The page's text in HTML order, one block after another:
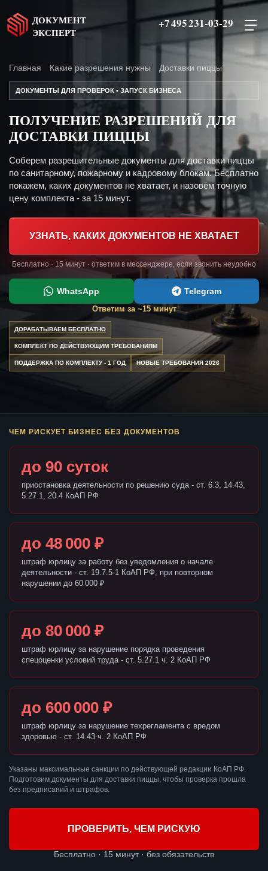
ДОКУМЕНТ
ЭКСПЕРТ
+7 495 231-03-29
Главная Какие разрешения нужны Доставки пиццы
ДОКУМЕНТЫ ДЛЯ ПРОВЕРОК • ЗАПУСК БИЗНЕСА
ПОЛУЧЕНИЕ РАЗРЕШЕНИЙ ДЛЯ
ДОСТАВКИ ПИЦЦЫ
Соберем разрешительные документы для доставки пиццы
по санитарному, пожарному и кадровому блокам. Бесплатно
покажем, каких документов не хватает, и назовём точную
цену комплекта - за 15 минут.
УЗНАТЬ, КАКИХ ДОКУМЕНТОВ НЕ ХВАТАЕТ
Бесплатно · 15 минут · ответим в мессенджере, если звонить неудобно
WhatsApp Telegram
Ответим за ~15 минут
ДОРАБАТЫВАЕМ БЕСПЛАТНО
КОМПЛЕКТ ПО ДЕЙСТВУЮЩИМ ТРЕБОВАНИЯМ
ПОДДЕРЖКА ПО КОМПЛЕКТУ - 1 ГОД НОВЫЕ ТРЕБОВАНИЯ 2026
ЧЕМ РИСКУЕТ БИЗНЕС БЕЗ ДОКУМЕНТОВ
до 90 суток
приостановка деятельности по решению суда - ст. 6.3, 14.43,
5.27.1, 20.4 КоАП РФ
до 48 000 ₽
штраф юрлицу за работу без уведомления о начале
деятельности - ст. 19.7.5-1 КоАП РФ, при повторном
нарушении до 60 000 ₽
до 80 000 ₽
штраф юрлицу за нарушение порядка проведения
спецоценки условий труда - ст. 5.27.1 ч. 2 КоАП РФ
до 600 000 ₽
штраф юрлицу за нарушение техрегламента с вредом
здоровью - ст. 14.43 ч. 2 КоАП РФ
Указаны максимальные санкции по действующей редакции КоАП РФ.
Подготовим документы для доставки пиццы, чтобы проверка прошла
без предписаний и штрафов.
ПРОВЕРИТЬ, ЧЕМ РИСКУЮ
Бесплатно · 15 минут · без обязательств